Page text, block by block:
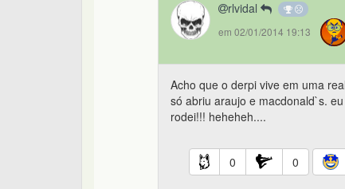
rlvidal
em 02/01/2014 19:13
Acho que o derpi vive em uma
só abriu araujo e macdonald`s.
rodei!!! heheheh....
0 0